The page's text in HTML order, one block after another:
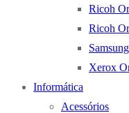
Ricoh
Ricoh
Xerox
Informática
Acessórios